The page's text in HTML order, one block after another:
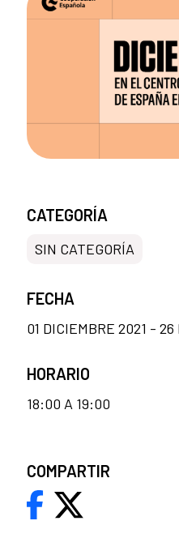
CATEGORÍA
SIN CATEGORÍA
FECHA
01 DICIEMBRE 2021 - 26
HORARIO
18:00 A 19:00
COMPARTIR